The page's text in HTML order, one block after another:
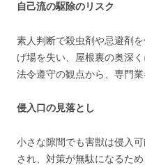
自己流の駆除のリスク
素人判断で殺虫剤や忌避剤
げ場を失い、屋根裏の奥深
法令遵守の観点から、専門
侵入口の見落とし
小さな隙間でも害獣は侵入
され、対策が無駄になるた